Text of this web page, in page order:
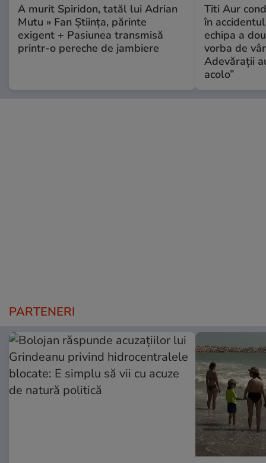
A murit Spiridon, tatăl lui Adrian
Mutu » Fan Știința, părinte
exigent + Pasiunea transmisă
printr-o pereche de jambiere
Titi Aur
în
echipa a
vorba de
Adevărații
acolo”
PARTENERI